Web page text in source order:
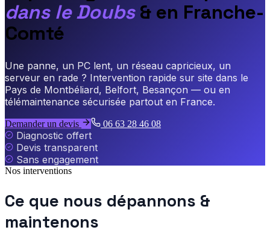
dans le Doubs& en Franche-
Comté
Une panne, un PC lent, un réseau capricieux, un
serveur en rade ? Intervention rapide sur site dans le
Pays de Montbéliard, Belfort, Besançon — ou en
télémaintenance sécurisée partout en France.
Demander un devis 06 63 28 46 08
Diagnostic offert
Devis transparent
Sans engagement
Nos interventions
Ce que nous dépannons &
maintenons